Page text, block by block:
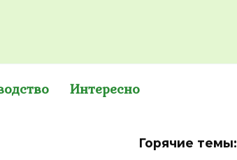
Интересно
Горячие темы: